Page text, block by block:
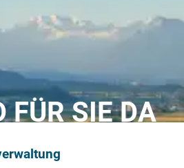
FÜR SIE DA